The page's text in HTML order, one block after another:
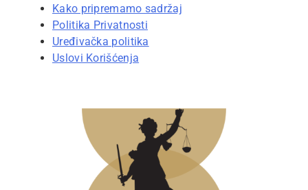
Kako pripremamo sadržaj
Politika Privatnosti
Uređivačka politika
Uslovi Korišćenja